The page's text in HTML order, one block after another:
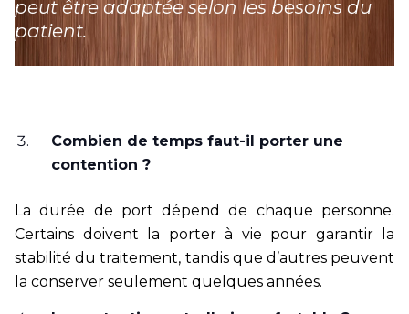
peut être adaptée selon les besoins du
patient.
Combien de temps faut-il porter une
contention ?
La durée de port dépend de chaque personne.
Certains doivent la porter à vie pour garantir la
stabilité du traitement, tandis que d’autres peuvent
la conserver seulement quelques années.